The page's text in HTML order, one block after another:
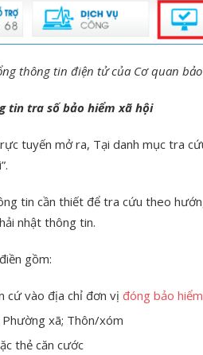
thông tin điện tử của Cơ quan
tin tra số bảo hiểm xã hội
tuyến mở ra, Tại danh mục tra
tin cần thiết để tra cứu theo
nhật thông tin.
gồm:
cứ vào địa chỉ đơn vị đóng bảo
xã; Thôn/xóm
thẻ căn cước